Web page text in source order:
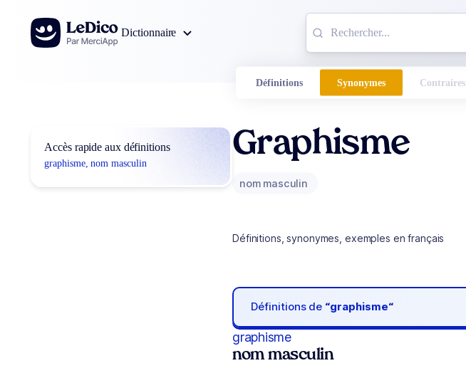
Aller au contenu
Dictionnaire
Définitions Synonymes Contraires
Accès rapide aux définitions
graphisme, nom masculin
Graphisme
nom masculin
Définitions, synonymes, exemples en français
Définitions de “graphisme“
graphisme
nom masculin